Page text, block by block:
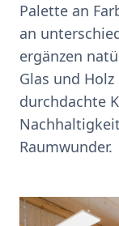
Palette an
an
ergänzen
Glas und
durchdachte
Raumwunder.